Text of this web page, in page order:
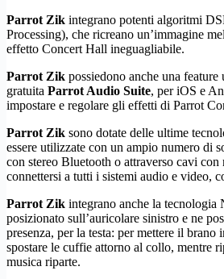
Parrot Zik integrano potenti algoritmi
Processing), che ricreano un’immagine
effetto Concert Hall ineguagliabile.
Parrot Zik possiedono anche una feature
gratuita Parrot Audio Suite, per iOS e
impostare e regolare gli effetti di Parrot
Parrot Zik sono dotate delle ultime
essere utilizzate con un ampio numero di
con stereo Bluetooth o attraverso cavi
connettersi a tutti i sistemi audio e video,
Parrot Zik integrano anche la tecnologia
posizionato sull’auricolare sinistro e ne
presenza, per la testa: per mettere il brano
spostare le cuffie attorno al collo, mentre
musica riparte.